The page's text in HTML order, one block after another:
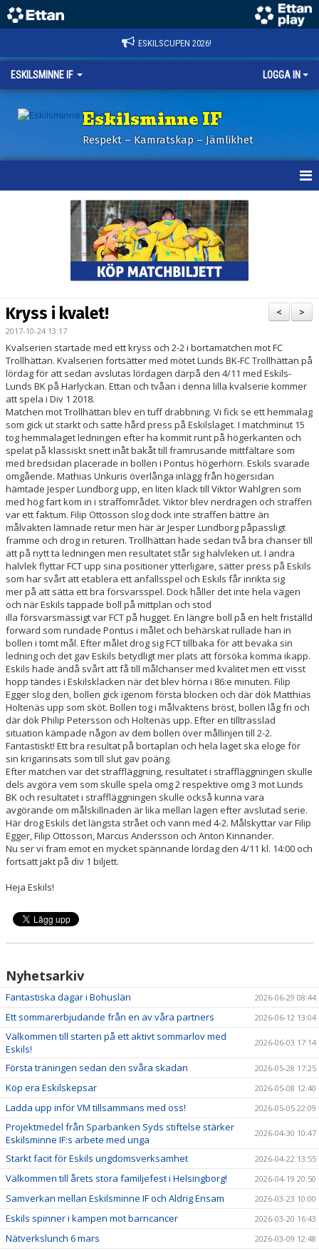
ESKILSCUPEN 2026!
ESKILSMINNE IF LOGGA IN
Eskilsminne IF
Respekt – Kamratskap – Jämlikhet
BILDER ESKILSCUPEN
PARTNERS
KALENDER
LOKALBOKNING
DOKUMENT/FILER
MEDLEMSKAP
ESKILS LOVFOTBOLL
BILJETTER
MEDLEMSFÖRMÅNER
>
<
Kryss i kvalet!
2017-10-24 13:17
Kvalserien startade med ett kryss och 2-2 i bortamatchen mot FC
Trollhättan. Kvalserien fortsätter med mötet Lunds BK-FC Trollhättan på
lördag för att sedan avslutas lördagen därpå den 4/11 med Eskils-
Lunds BK på Harlyckan. Ettan och tvåan i denna lilla kvalserie kommer
att spela i Div 1 2018.
Matchen mot Trollhättan blev en tuff drabbning. Vi fick se ett hemmalag
som gick ut starkt och satte hård press på Eskilslaget. I matchminut 15
tog hemmalaget ledningen efter ha kommit runt på högerkanten och
spelat på klassiskt snett inåt bakåt till framrusande mittfältare som
med bredsidan placerade in bollen i Pontus högerhörn. Eskils svarade
omgående. Mathias Unkuris överlånga inlägg från högersidan
hämtade Jesper Lundborg upp, en liten klack till Viktor Wahlgren som
med hög fart kom in i straffområdet. Viktor blev nerdragen och straffen
var ett faktum. Filip Ottosson slog dock inte straffen bättre än
målvakten lämnade retur men här är Jesper Lundborg påpassligt
framme och drog in returen. Trollhättan hade sedan två bra chanser till
att på nytt ta ledningen men resultatet står sig halvleken ut. I andra
halvlek flyttar FCT upp sina positioner ytterligare, sätter press på Eskils
som har svårt att etablera ett anfallsspel och Eskils får inrikta sig
mer på att sätta ett bra försvarsspel. Dock håller det inte hela vägen
och när Eskils tappade boll på mittplan och stod
illa försvarsmässigt var FCT på hugget. En längre boll på en helt friställd
forward som rundade Pontus i målet och behärskat rullade han in
bollen i tomt mål. Efter målet drog sig FCT tillbaka för att bevaka sin
ledning och det gav Eskils betydligt mer plats att försöka komma ikapp.
Eskils hade ändå svårt att få till målchanser med kvalitet men ett visst
hopp tändes i Eskilsklacken när det blev hörna i 86:e minuten. Filip
Egger slog den, bollen gick igenom första blocken och där dök Matthias
Holtenäs upp som sköt. Bollen tog i målvaktens bröst, bollen låg fri och
där dök Philip Petersson och Holtenäs upp. Efter en tilltrasslad
situation kämpade någon av dem bollen över mållinjen till 2-2.
Fantastiskt! Ett bra resultat på bortaplan och hela laget ska eloge för
sin krigarinsats som till slut gav poäng.
Efter matchen var det straffläggning, resultatet i straffläggningen skulle
dels avgöra vem som skulle spela omg 2 respektive omg 3 mot Lunds
BK och resultatet i straffläggningen skulle också kunna vara
avgörande om målskillnaden är lika mellan lagen efter avslutad serie.
Här drog Eskils det längsta strået och vann med 4-2. Målskyttar var Filip
Egger, Filip Ottosson, Marcus Andersson och Anton Kinnander.
Nu ser vi fram emot en mycket spännande lördag den 4/11 kl. 14:00 och
fortsatt jakt på div 1 biljett.
Heja Eskils!
Nyhetsarkiv
Fantastiska dagar i Bohuslän 2026-06-29 08:44
Ett sommarerbjudande från en av våra partners 2026-06-12 13:04
Välkommen till starten på ett aktivt sommarlov med
Eskils!
2026-06-03 17:14
Första träningen sedan den svåra skadan 2026-05-28 17:25
Köp era Eskilskepsar 2026-05-08 12:40
Ladda upp inför VM tillsammans med oss! 2026-05-05 22:09
Projektmedel från Sparbanken Syds stiftelse stärker
Eskilsminne IF:s arbete med unga
2026-04-30 10:47
Starkt facit för Eskils ungdomsverksamhet 2026-04-22 13:55
Välkommen till årets stora familjefest i Helsingborg! 2026-04-19 20:50
Samverkan mellan Eskilsminne IF och Aldrig Ensam 2026-03-23 10:00
Eskils spinner i kampen mot barncancer 2026-03-20 16:43
Nätverkslunch 6 mars 2026-03-09 12:48